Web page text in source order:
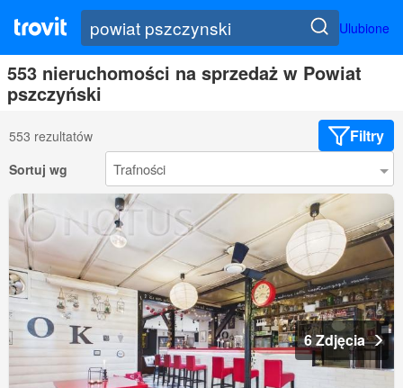
Ulubione
553 nieruchomości na sprzedaż w Powiat
pszczyński
553 rezultatów Filtry
Sortuj wg
6 Zdjęcia